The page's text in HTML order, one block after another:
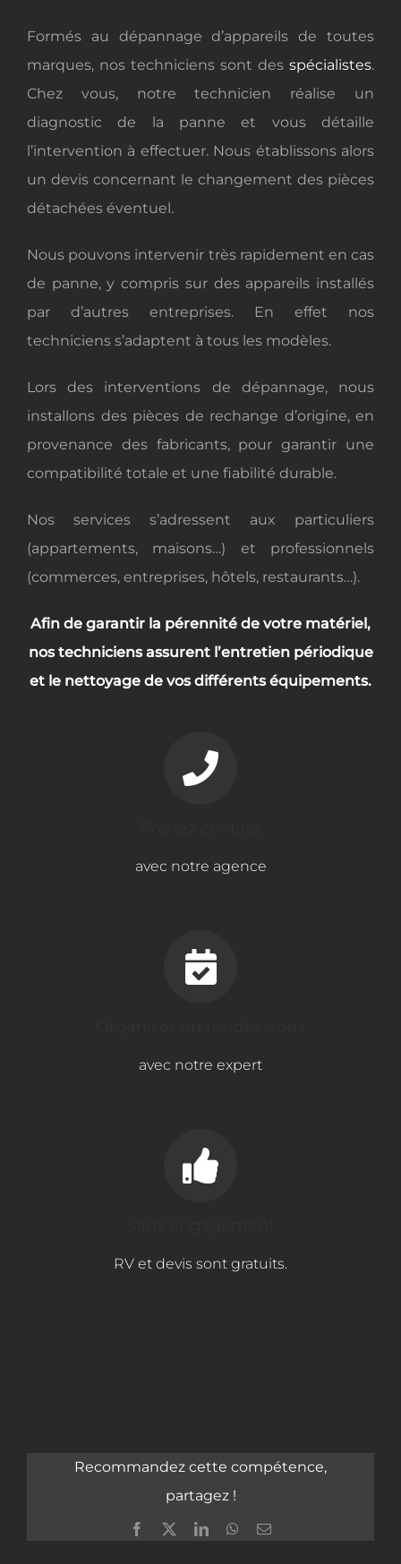
Formés au dépannage d’appareils de toutes
marques, nos techniciens sont des spécialistes.
Chez vous, notre technicien réalise un
diagnostic de la panne et vous détaille
l’intervention à effectuer. Nous établissons alors
un devis concernant le changement des pièces
détachées éventuel.
Nous pouvons intervenir très rapidement en cas
de panne, y compris sur des appareils installés
par d’autres entreprises. En effet nos
techniciens s’adaptent à tous les modèles.
Lors des interventions de dépannage, nous
installons des pièces de rechange d’origine, en
provenance des fabricants, pour garantir une
compatibilité totale et une fiabilité durable.
Nos services s’adressent aux particuliers
(appartements, maisons…) et professionnels
(commerces, entreprises, hôtels, restaurants…).
Afin de garantir la pérennité de votre matériel,
nos techniciens assurent l’entretien périodique
et le nettoyage de vos différents équipements.
avec notre agence
avec notre expert
RV et devis sont gratuits.
Recommandez cette compétence,
partagez !
Facebook LinkedInWhatsApp
Email